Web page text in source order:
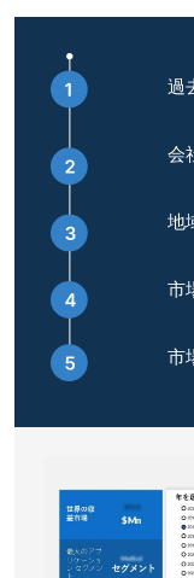
過
会
地
市
市